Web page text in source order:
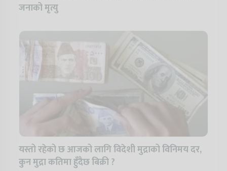
जनाको मृत्यु
यस्तो रहेको छ आजको लागि विदेशी मुद्राको विनिमय दर,
कुन मुद्रा कतिमा हुँदैछ बिक्री ?